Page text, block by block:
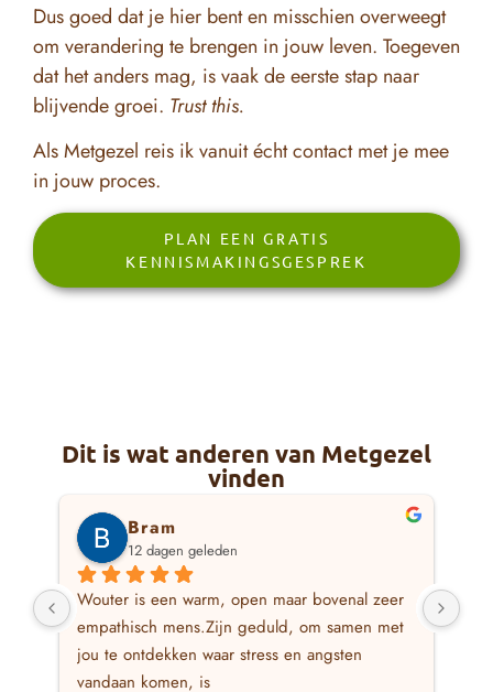
Dus goed dat je hier bent en misschien overweegt
om verandering te brengen in jouw leven. Toegeven
dat het anders mag, is vaak de eerste stap naar
blijvende groei. Trust this.
Als Metgezel reis ik vanuit écht contact met je mee
in jouw proces.
PLAN EEN GRATIS
KENNISMAKINGSGESPREK
Dit is wat anderen van Metgezel
vinden
Bram
12 dagen geleden
Wouter is een warm, open maar bovenal zeer
empathisch mens.Zijn geduld, om samen met
jou te ontdekken waar stress en angsten
vandaan komen, is